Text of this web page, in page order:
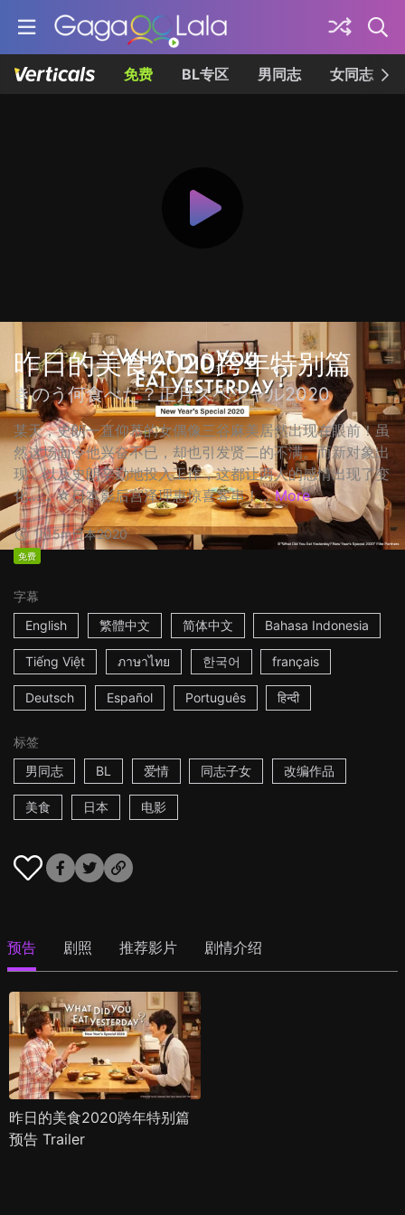
免费 BL专区 男同志 女同志
昨日的美食2020跨年特别篇
きのう何食べた？正月スペシャル2020
某天，史朗一直仰慕的女偶像三谷麻美居然出现在眼前！虽
然这场面令他兴奋不已，却也引发贤二的不满。而新对象出
现，以及史朗辛勤地投入工作，这都让两人的感情出现了变
化…… ☆日本影后宫泽理惠惊喜客串！... More
1h15m日本2020
免费
字幕
English
繁體中文 简体中文 Bahasa Indonesia
Tiếng Việt ภาษาไทย 한국어 français
Deutsch Español Português हिन्दी
标签
男同志
BL 爱情 同志子女 改编作品
美食 日本 电影
预告 剧照 推荐影片 剧情介绍
昨日的美食2020跨年特别篇
预告 Trailer